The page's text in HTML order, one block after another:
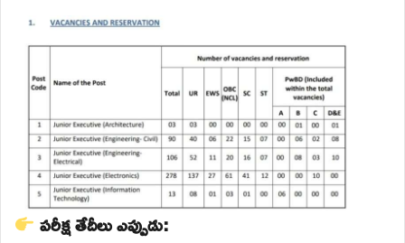
పరీక్ష తేదీలు ఎప్పుడు: